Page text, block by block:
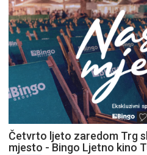
Četvrto ljeto zaredom Trg
mjesto - Bingo Ljetno kino